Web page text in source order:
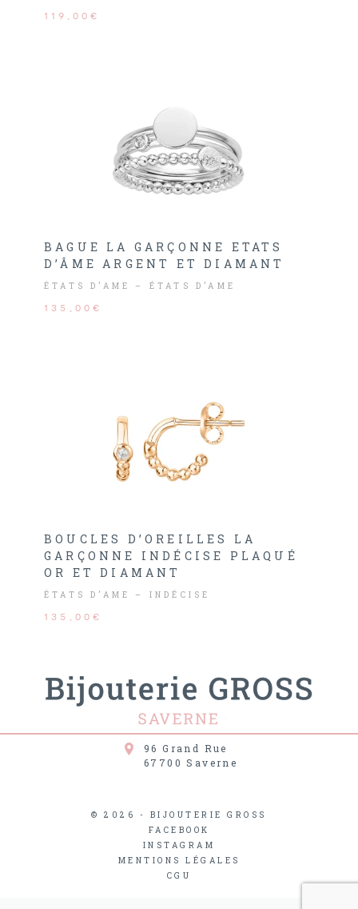
119,00€
BAGUE LA GARÇONNE ETATS
D’ÂME ARGENT ET DIAMANT
ÉTATS D’AME – ÉTATS D’AME
135,00€
BOUCLES D’OREILLES LA
GARÇONNE INDÉCISE PLAQUÉ
OR ET DIAMANT
ÉTATS D’AME – INDÉCISE
135,00€
96 Grand Rue
67700Saverne
© 2026 - BIJOUTERIE GROSS
FACEBOOK
INSTAGRAM
MENTIONS LÉGALES
CGU